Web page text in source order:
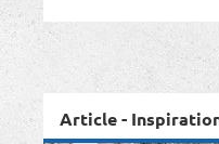
Article -